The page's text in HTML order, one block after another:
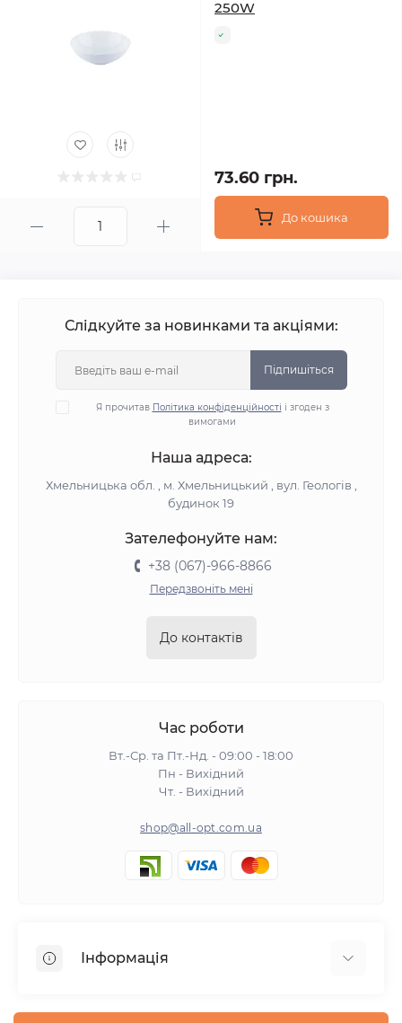
250W
73.60 грн.
До кошика
Слідкуйте за новинками та акціями:
Підпишіться
Я прочитав Політика конфіденційності і згоден з
вимогами
Наша адреса:
Хмельницька обл. , м. Хмельницький , вул. Геологів ,
будинок 19
Зателефонуйте нам:
+38 (067)-966-8866
Передзвоніть мені
До контактів
Час роботи
Вт.-Ср. та Пт.-Нд. - 09:00 - 18:00
Пн - Вихідний
Чт. - Вихідний
shop@all-opt.com.ua
Інформація